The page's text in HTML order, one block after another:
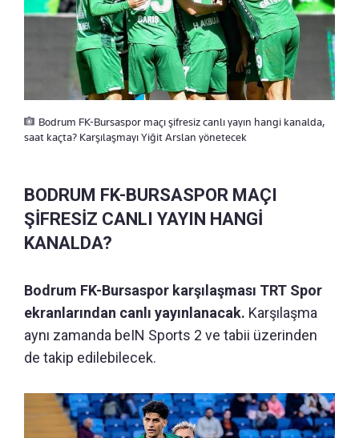
Bodrum FK-Bursaspor maçı şifresiz canlı yayın hangi kanalda,
saat kaçta? Karşılaşmayı Yiğit Arslan yönetecek
BODRUM FK-BURSASPOR MAÇI
ŞİFRESİZ CANLI YAYIN HANGİ
KANALDA?
Bodrum FK-Bursaspor karşılaşması TRT Spor
ekranlarından canlı yayınlanacak. Karşılaşma
aynı zamanda beIN Sports 2 ve tabii üzerinden
de takip edilebilecek.